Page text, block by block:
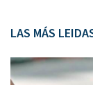
LAS MÁS